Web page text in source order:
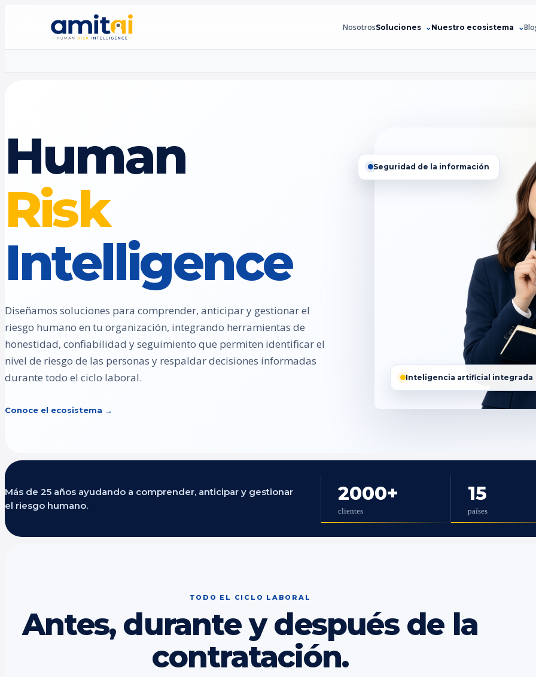
NosotrosSoluciones Nuestro ecosistema
Human
Risk
Intelligence
Diseñamos soluciones para comprender, anticipar y gestionar el
riesgo humano en tu organización, integrando herramientas de
honestidad, confiabilidad y seguimiento que permiten identificar el
nivel de riesgo de las personas y respaldar decisiones informadas
durante todo el ciclo laboral.
Conoce el ecosistema →
Seguridad de la información
Inteligencia artificial integrada
Más de 25 años ayudando a comprender, anticipar y gestionar
el riesgo humano.
2000+
clientes
15
países
TODO EL CICLO LABORAL
Antes, durante y después de la
contratación.